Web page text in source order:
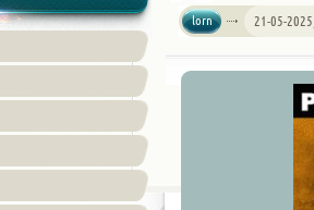
lorn 21-05-